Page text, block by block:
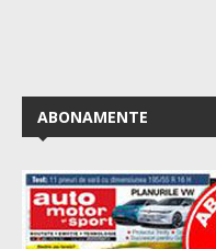
ABONAMENTE